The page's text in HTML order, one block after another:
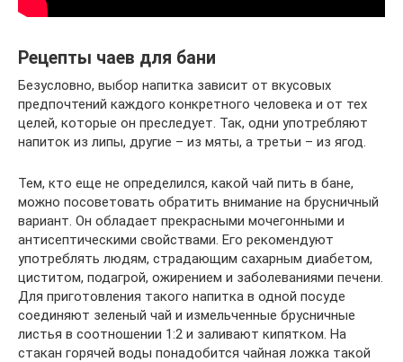
Рецепты чаев для бани
Безусловно, выбор напитка зависит от вкусовых
предпочтений каждого конкретного человека и от тех
целей, которые он преследует. Так, одни употребляют
напиток из липы, другие – из мяты, а третьи – из ягод.
Тем, кто еще не определился, какой чай пить в бане,
можно посоветовать обратить внимание на брусничный
вариант. Он обладает прекрасными мочегонными и
антисептическими свойствами. Его рекомендуют
употреблять людям, страдающим сахарным диабетом,
циститом, подагрой, ожирением и заболеваниями печени.
Для приготовления такого напитка в одной посуде
соединяют зеленый чай и измельченные брусничные
листья в соотношении 1:2 и заливают кипятком. На
стакан горячей воды понадобится чайная ложка такой